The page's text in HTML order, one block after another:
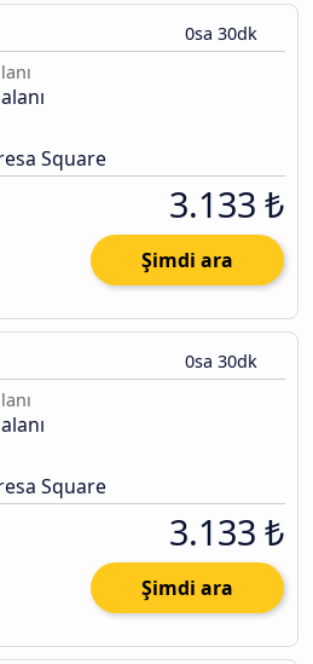
0sa 30dk
Square
3.133 ₺
Şimdi ara
0sa 30dk
Square
3.133 ₺
Şimdi ara